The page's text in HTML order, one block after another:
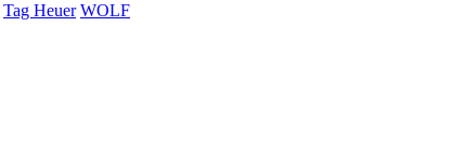
Tag Heuer WOLF